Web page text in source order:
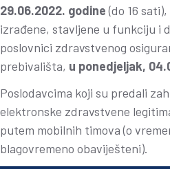
29.06.2022. godine(do 16
izrađene, stavljene u funkciju i
poslovnici zdravstvenog
prebivališta, u ponedjeljak,
Poslodavcima koji su predali
elektronske zdravstvene
putem mobilnih timova (o
blagovremeno obaviješteni).